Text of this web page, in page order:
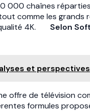
000 chaînes
comme les grands
4K.
Selon
et perspectives
offre de télévision
formules